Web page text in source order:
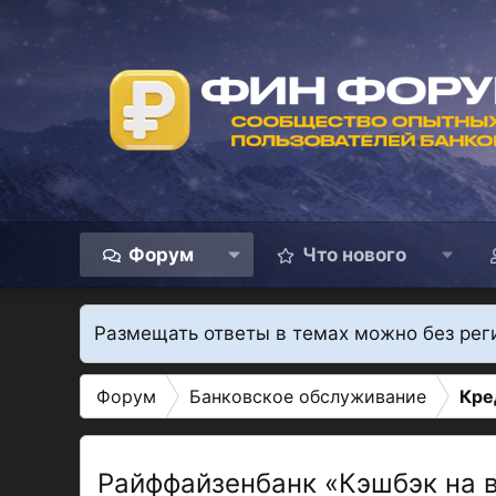
Форум Что нового
Размещать ответы в темах можно без
Форум Банковское обслуживание
Райффайзенбанк «Кэшбэк на